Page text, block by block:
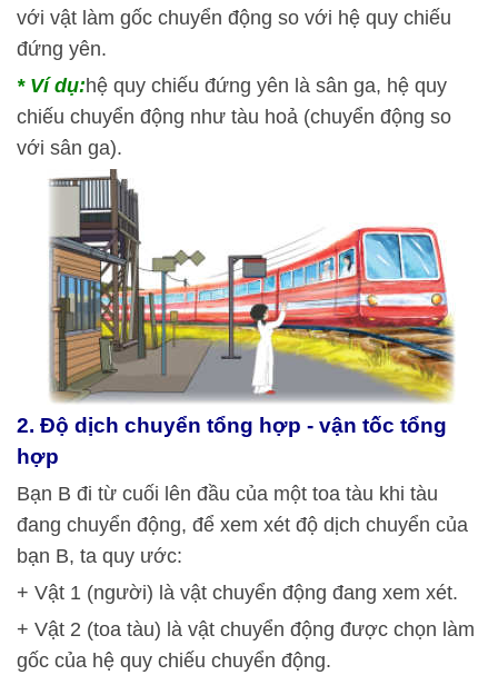
với vật làm gốc chuyển động so với hệ quy chiếu
đứng yên.
* Ví dụ:hệ quy chiếu đứng yên là sân ga, hệ quy
chiếu chuyển động như tàu hoả (chuyển động so
với sân ga).
2. Độ dịch chuyển tổng hợp - vận tốc tổng
hợp
Bạn B đi từ cuối lên đầu của một toa tàu khi tàu
đang chuyển động, để xem xét độ dịch chuyển của
bạn B, ta quy ước:
+ Vật 1 (người) là vật chuyển động đang xem xét.
+ Vật 2 (toa tàu) là vật chuyển động được chọn làm
gốc của hệ quy chiếu chuyển động.